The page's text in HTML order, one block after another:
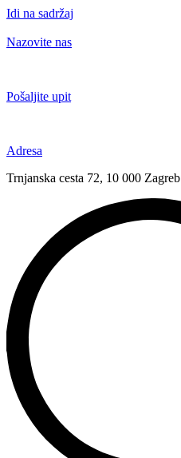
Idi na sadržaj
Nazovite nas
Pošaljite upit
Adresa
Trnjanska cesta 72, 10 000 Zagreb